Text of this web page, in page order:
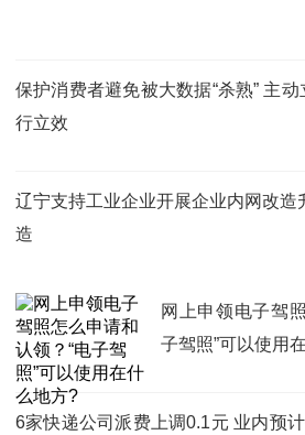
保护消费者避免被大数据“杀熟” 主
行立效
辽宁支持工业企业开展企业内网改造
造
网上申领电子驾
子驾照”可以使用
6家快递公司派费上调0.1元 业内预